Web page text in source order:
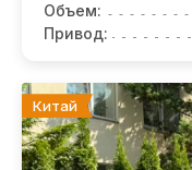
Объем:
Привод:
Китай